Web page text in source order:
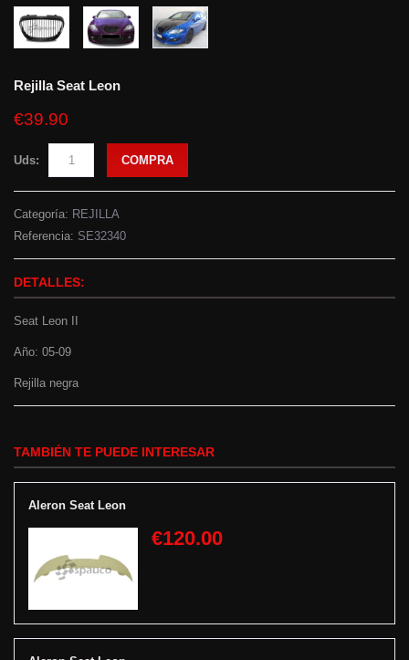
Rejilla Seat Leon
€39.90
Uds: COMPRA
Categoría: REJILLA
Referencia: SE32340
DETALLES:
Seat Leon II
Año: 05-09
Rejilla negra
TAMBIÉN TE PUEDE INTERESAR
Aleron Seat Leon
€120.00